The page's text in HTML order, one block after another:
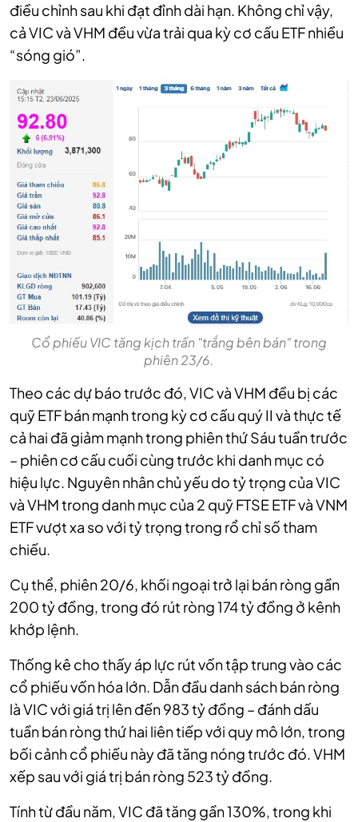
điều chỉnh sau khi đạt đỉnh dài hạn. Không chỉ vậy,
cả VIC và VHM đều vừa trải qua kỳ cơ cấu ETF nhiều
“sóng gió”.
Cổ phiếu VIC tăng kịch trần "trắng bên bán" trong
phiên 23/6.
Theo các dự báo trước đó, VIC và VHM đều bị các
quỹ ETF bán mạnh trong kỳ cơ cấu quý II và thực tế
cả hai đã giảm mạnh trong phiên thứ Sáu tuần trước
– phiên cơ cấu cuối cùng trước khi danh mục có
hiệu lực. Nguyên nhân chủ yếu do tỷ trọng của VIC
và VHM trong danh mục của 2 quỹ FTSE ETF và VNM
ETF vượt xa so với tỷ trọng trong rổ chỉ số tham
chiếu.
Cụ thể, phiên 20/6, khối ngoại trở lại bán ròng gần
200 tỷ đồng, trong đó rút ròng 174 tỷ đồng ở kênh
khớp lệnh.
Thống kê cho thấy áp lực rút vốn tập trung vào các
cổ phiếu vốn hóa lớn. Dẫn đầu danh sách bán ròng
là VIC với giá trị lên đến 983 tỷ đồng – đánh dấu
tuần bán ròng thứ hai liên tiếp với quy mô lớn, trong
bối cảnh cổ phiếu này đã tăng nóng trước đó. VHM
xếp sau với giá trị bán ròng 523 tỷ đồng.
Tính từ đầu năm, VIC đã tăng gần 130%, trong khi